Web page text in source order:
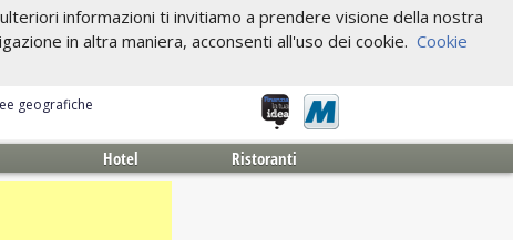
informazioni ti invitiamo a prendere visione della nostra
in altra maniera, acconsenti all'uso dei cookie. Cookie
geografiche
Hotel Ristoranti